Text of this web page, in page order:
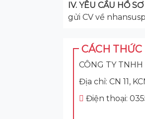
IV. YÊU CẦU HỒ SƠ
gửi CV về
CÁCH
CÔNG TY
Địa chỉ: CN 11,
Điện thoại: